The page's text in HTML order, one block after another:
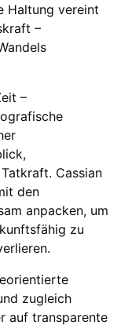
Haltung vereint
–
–
Cassian
den
anpacken, um
zu
zugleich
auf transparente